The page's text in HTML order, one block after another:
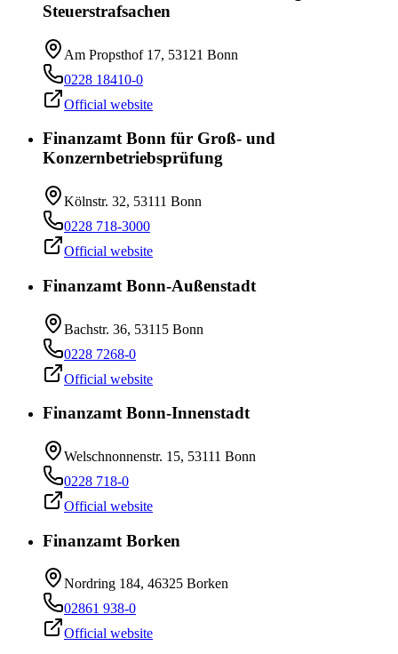
Steuerstrafsachen
Am Propsthof 17, 53121 Bonn
0228 18410-0
Official website
Finanzamt Bonn für Groß- und
Konzernbetriebsprüfung
Kölnstr. 32, 53111 Bonn
0228 718-3000
Official website
Finanzamt Bonn-Außenstadt
Bachstr. 36, 53115 Bonn
0228 7268-0
Official website
Finanzamt Bonn-Innenstadt
Welschnonnenstr. 15, 53111 Bonn
0228 718-0
Official website
Finanzamt Borken
Nordring 184, 46325 Borken
02861 938-0
Official website